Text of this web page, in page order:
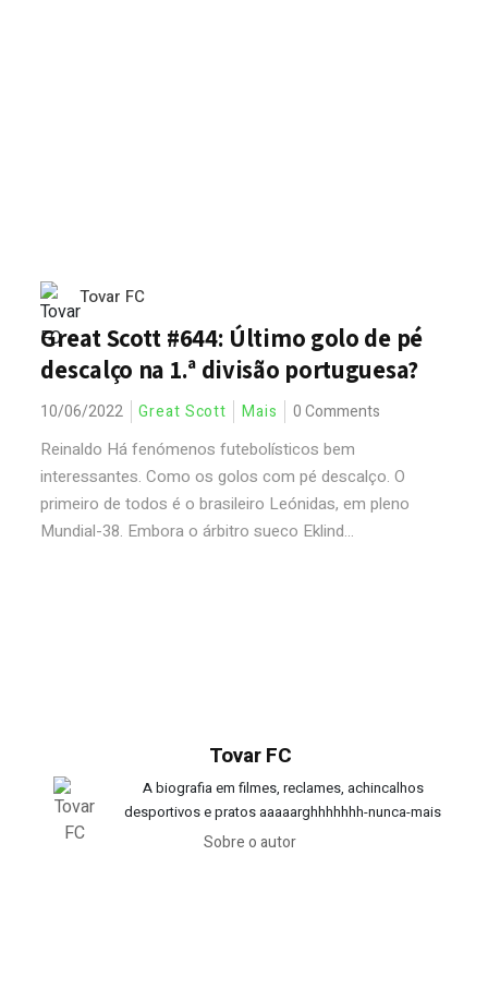
Tovar FC
Great Scott #644: Último golo de pé
descalço na 1.ª divisão portuguesa?
10/06/2022 Great Scott Mais 0 Comments
Reinaldo Há fenómenos futebolísticos bem
interessantes. Como os golos com pé descalço. O
primeiro de todos é o brasileiro Leónidas, em pleno
Mundial-38. Embora o árbitro sueco Eklind...
Tovar FC
A biografia em filmes, reclames, achincalhos
desportivos e pratos aaaaarghhhhhhh-nunca-mais
Sobre o autor